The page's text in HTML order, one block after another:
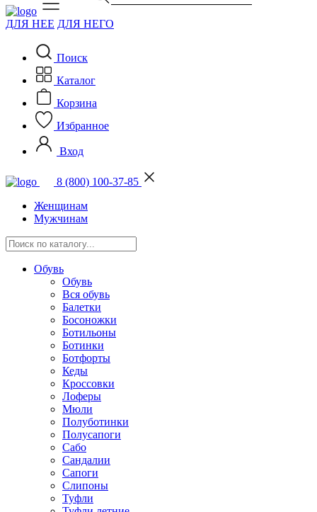
ДЛЯ НЕЕ ДЛЯ НЕГО
Поиск
Каталог
Корзина
Избранное
Вход
8 (800) 100-37-85
Женщинам
Мужчинам
Обувь
Обувь
Вся обувь
Балетки
Босоножки
Ботильоны
Ботинки
Ботфорты
Кеды
Кроссовки
Лоферы
Мюли
Полуботинки
Полусапоги
Сабо
Сандалии
Сапоги
Слипоны
Туфли